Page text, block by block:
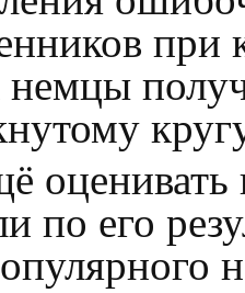
при
немцы
по его